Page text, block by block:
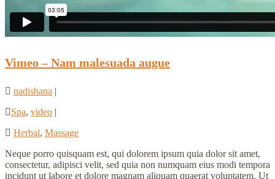
Vimeo – Nam malesuada augue
nadishana |
Spa, video |
Herbal, Massage
Neque porro quisquam est, qui dolorem ipsum quia dolor sit amet,
consectetur, adipisci velit, sed quia non numquam eius modi tempora
incidunt ut labore et dolore magnam aliquam quaerat voluptatem. Ut